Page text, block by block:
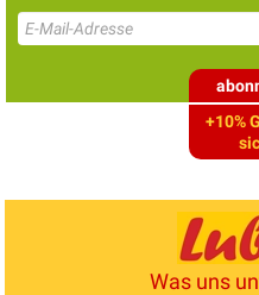
+10%
Was uns